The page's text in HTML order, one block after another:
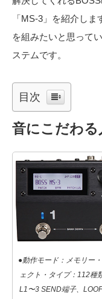
「MS-3」を紹介し
を組みたいと思って
ステムです。
目次
音にこだわる
●動作モード：メモリー
ェクト・タイプ：112種
L1〜3 SEND端子、